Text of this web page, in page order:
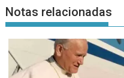
Notas relacionadas